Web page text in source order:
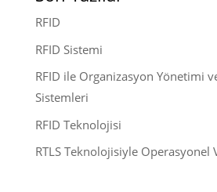
RFID
RFID Sistemi
RFID ile Organizasyon Yönetimi
Sistemleri
RFID Teknolojisi
RTLS Teknolojisiyle Operasyonel